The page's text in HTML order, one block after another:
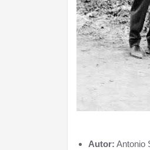
Autor: Antonio